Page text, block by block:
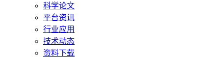
科学论文
平台资讯
行业应用
技术动态
资料下载